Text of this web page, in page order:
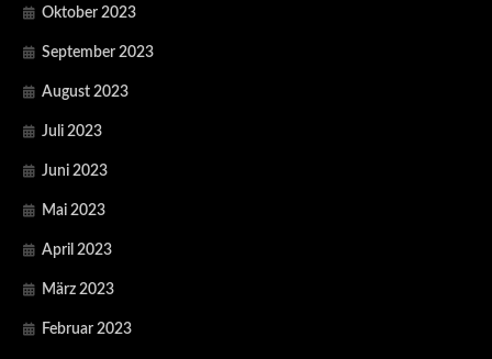
Oktober 2023
September 2023
August 2023
Juli 2023
Juni 2023
Mai 2023
April 2023
März 2023
Februar 2023